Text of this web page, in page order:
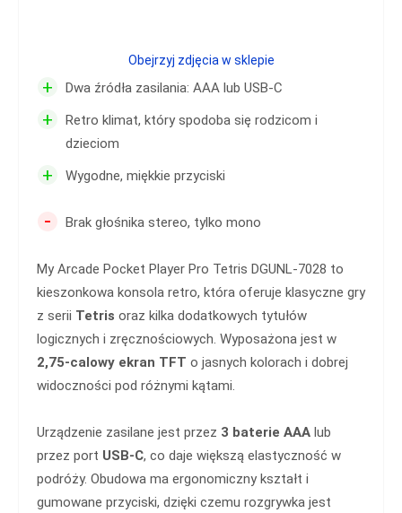
+ Dwa źródła zasilania: AAA lub USB-C
+
Retro klimat, który spodoba się rodzicom i
dzieciom
+ Wygodne, miękkie przyciski
- Brak głośnika stereo, tylko mono
My Arcade Pocket Player Pro Tetris DGUNL-7028 to
kieszonkowa konsola retro, która oferuje klasyczne gry
z serii Tetris oraz kilka dodatkowych tytułów
logicznych i zręcznościowych. Wyposażona jest w
2,75-calowy ekran TFT o jasnych kolorach i dobrej
widoczności pod różnymi kątami.
Urządzenie zasilane jest przez 3 baterie AAA lub
przez port USB-C, co daje większą elastyczność w
podróży. Obudowa ma ergonomiczny kształt i
gumowane przyciski, dzięki czemu rozgrywka jest
Obejrzyj zdjęcia w sklepie